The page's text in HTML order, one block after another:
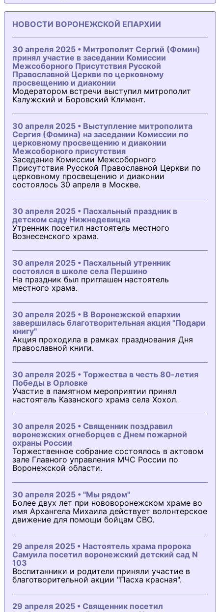
НОВОСТИ ВОРОНЕЖСКОЙ ЕПАРХИИ
30 апреля 2025 • Митрополит Сергий (Фомин)
принял участие в заседании Комиссии
Межсоборного Присутствия Русской
Православной Церкви по церковному
просвещению и диаконии
Модератором встречи выступил митрополит
Калужский и Боровский Климент.
30 апреля 2025 • Выступление митрополита
Сергия (Фомина) на заседании Комиссии по
церковному просвещению и диаконии
Межсоборного присутствия
Заседание Комиссии Межсоборного
Присутствия Русской Православной Церкви по
церковному просвещению и диаконии
состоялось 30 апреля в Москве.
30 апреля 2025 • Пасхальный праздник в
детском саду Нижнедевицка
Утренник посетил настоятель местного
Вознесенского храма.
30 апреля 2025 • Пасхальный утренник
состоялся в школе села Першино
На праздник был приглашен настоятель
местного храма.
30 апреля 2025 • В Воронежской епархии
завершилась благотворительная акция "Подари
книгу"
Акция проходила в рамках празднования Дня
православной книги.
30 апреля 2025 • Торжества в честь 80-летия
Победы в Орловке
Участие в памятном мероприятии принял
настоятель Казанского храма села Хохол.
30 апреля 2025 • Священник поздравил
воронежских огнеборцев с Днем пожарной
охраны России
Торжественное собрание состоялось в актовом
зале Главного управления МЧС России по
Воронежской области.
30 апреля 2025 • "Мы рядом"
Более двух лет при нововоронежском храме во
имя Архангела Михаила действует волонтерское
движение для помощи бойцам СВО.
29 апреля 2025 • Настоятель храма пророка
Самуила посетил воронежский детский сад N
103
Воспитанники и родители приняли участие в
благотворительной акции "Пасха красная".
29 апреля 2025 • Священник посетил